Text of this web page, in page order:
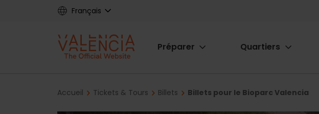
Français
Main
Préparer Quartiers
Breadcrumb
Accueil Tickets & Tours Billets Billets pour le Bioparc Valencia